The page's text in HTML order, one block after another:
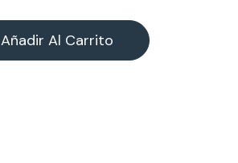
Añadir Al Carrito